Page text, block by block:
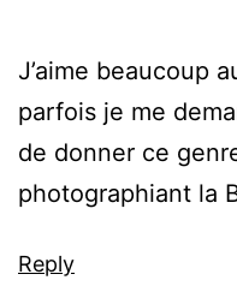
J’aime beaucoup
parfois je me
de donner ce
photographiant la
Reply